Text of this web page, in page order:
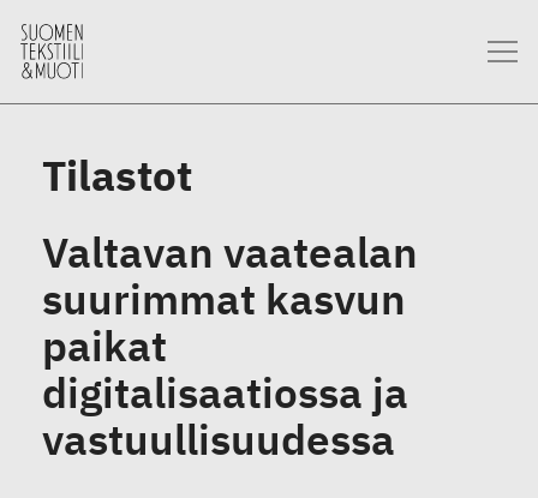
Tilastot
Valtavan vaatealan
suurimmat kasvun
paikat
digitalisaatiossa ja
vastuullisuudessa